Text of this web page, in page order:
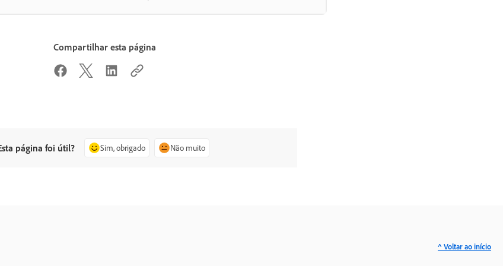
Compartilhar esta página
página foi útil? Sim, obrigado Não muito
^ Voltar ao início